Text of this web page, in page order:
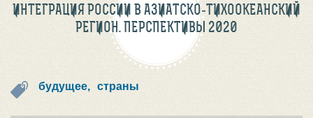
ИНТЕГРАЦИЯ РОССИИ В АЗИАТСКО-ТИХООКЕАНСКИЙ
РЕГИОН. ПЕРСПЕКТИВЫ 2020
будущее, страны